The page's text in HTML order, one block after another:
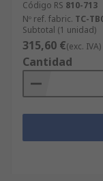
Código RS 810-713
Nº ref. fabric. TC-
Subtotal (1 unidad)
315,60 €(exc. IVA)
Cantidad